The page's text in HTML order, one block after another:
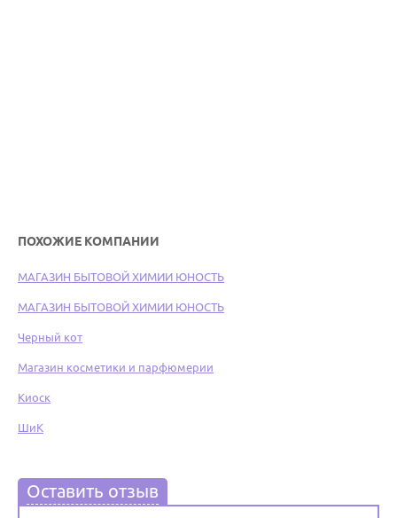
ПОХОЖИЕ КОМПАНИИ
МАГАЗИН БЫТОВОЙ ХИМИИ ЮНОСТЬ
МАГАЗИН БЫТОВОЙ ХИМИИ ЮНОСТЬ
Черный кот
Магазин косметики и парфюмерии
Киоск
ШиК
Оставить отзыв